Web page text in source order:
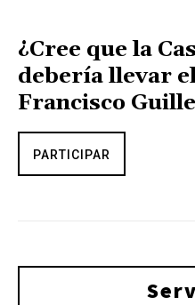
¿Cree que la
debería llevar
Francisco
PARTICIPAR